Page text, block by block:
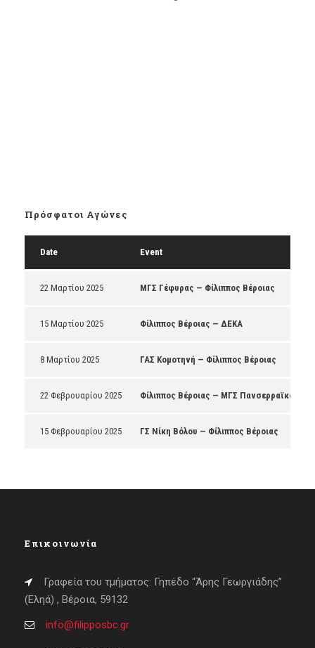
Πρόσφατοι Αγώνες
Date Event
22 Μαρτίου 2025 ΜΓΣ Γέφυρας — Φίλιππος Βέροιας
15 Μαρτίου 2025 Φίλιππος Βέροιας — ΔΕΚΑ
8 Μαρτίου 2025 ΓΑΣ Κομοτηνή — Φίλιππος Βέροιας
22 Φεβρουαρίου 2025 Φίλιππος Βέροιας — ΜΓΣ Πανσερραϊκός
15 Φεβρουαρίου 2025 ΓΣ Νίκη Βόλου — Φίλιππος Βέροιας
Επικοινωνία
Γραφεία του τμήματος: Γηπέδο “Άρης Γεωργιάδης”
(Εληά) , Βέροια, 59132
info@filipposbc.gr